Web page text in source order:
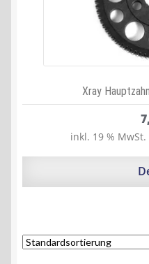
Xray
inkl. 19 % MwSt.